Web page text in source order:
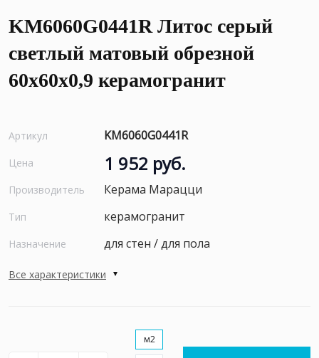
KM6060G0441R Литос серый
светлый матовый обрезной
60x60x0,9 керамогранит
Артикул KM6060G0441R
Цена 1 952 руб.
Производитель Керама Марацци
Тип керамогранит
Назначение для стен / для пола
Все характеристики
м2